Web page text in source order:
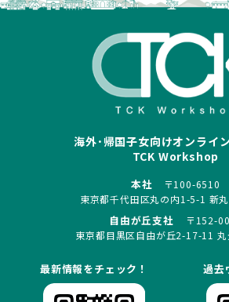
海外･帰国子女向けオンライ
TCK Workshop
本社
〒100-6510
東京都千代田区丸の内1-5-1 新
自由が丘支社
〒152-
東京都目黒区自由が丘2-17-11 丸
最新情報をチェック！ 過去